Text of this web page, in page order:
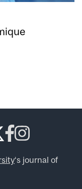
‘s journal of